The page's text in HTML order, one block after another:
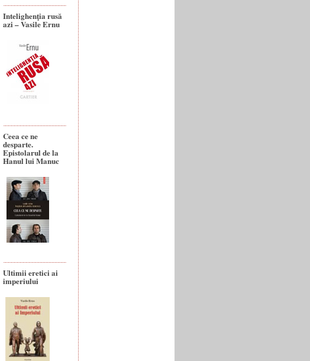
Intelighenţia rusă
azi – Vasile Ernu
Ceea ce ne
desparte.
Epistolarul de la
Hanul lui Manuc
Ultimii eretici ai
imperiului